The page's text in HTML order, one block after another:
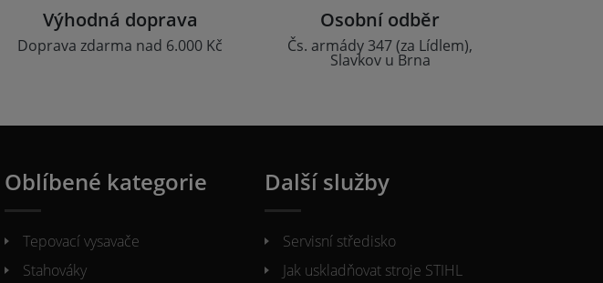
Výhodná doprava
Doprava zdarma nad 6.000 Kč
Osobní odběr
Čs. armády 347 (za Lídlem),
Slavkov u Brna
Oblíbené kategorie
Tepovací vysavače
Stahováky
Další služby
Servisní středisko
Jak uskladňovat stroje STIHL